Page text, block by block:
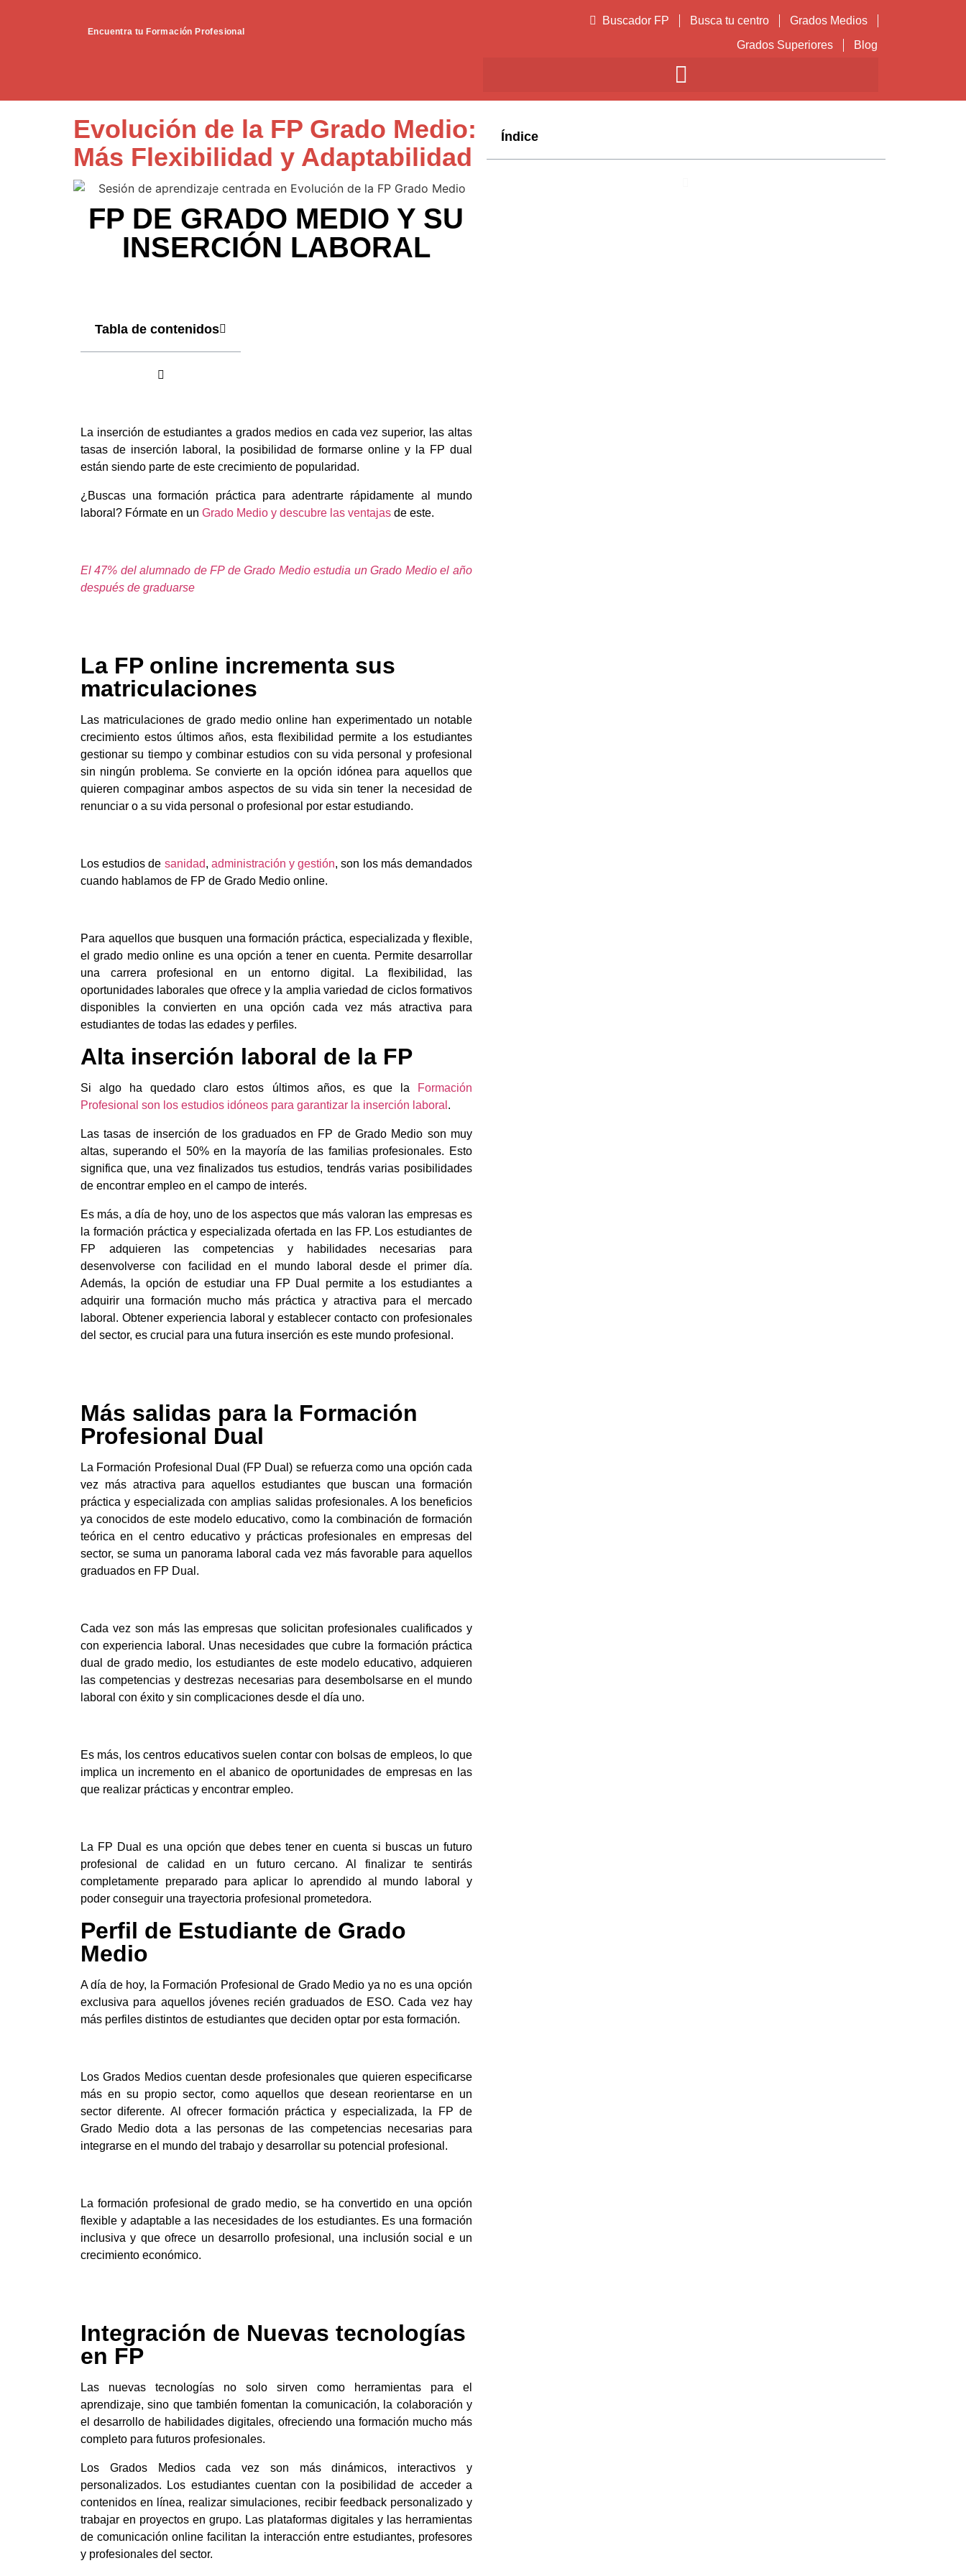
Encuentra tu Formación Profesional
Buscador FP Busca tu centro
Grados Medios
Grados Superiores
Blog
Evolución de la FP Grado Medio:
Más Flexibilidad y Adaptabilidad
FP DE GRADO MEDIO Y SU
INSERCIÓN LABORAL
Tabla de contenidos
La inserción de estudiantes a grados medios en cada vez superior, las altas
tasas de inserción laboral, la posibilidad de formarse online y la FP dual
están siendo parte de este crecimiento de popularidad.
¿Buscas una formación práctica para adentrarte rápidamente al mundo
laboral? Fórmate en un Grado Medio y descubre las ventajas de este.
El 47% del alumnado de FP de Grado Medio estudia un Grado Medio el año
después de graduarse
La FP online incrementa sus
matriculaciones
Las matriculaciones de grado medio online han experimentado un notable
crecimiento estos últimos años, esta flexibilidad permite a los estudiantes
gestionar su tiempo y combinar estudios con su vida personal y profesional
sin ningún problema. Se convierte en la opción idónea para aquellos que
quieren compaginar ambos aspectos de su vida sin tener la necesidad de
renunciar o a su vida personal o profesional por estar estudiando.
Los estudios de sanidad, administración y gestión, son los más demandados
cuando hablamos de FP de Grado Medio online.
Para aquellos que busquen una formación práctica, especializada y flexible,
el grado medio online es una opción a tener en cuenta. Permite desarrollar
una carrera profesional en un entorno digital. La flexibilidad, las
oportunidades laborales que ofrece y la amplia variedad de ciclos formativos
disponibles la convierten en una opción cada vez más atractiva para
estudiantes de todas las edades y perfiles.
Alta inserción laboral de la FP
Si algo ha quedado claro estos últimos años, es que la
Formación
Profesional son los estudios idóneos para garantizar la inserción laboral .
Las tasas de inserción de los graduados en FP de Grado Medio son muy
altas, superando el 50% en la mayoría de las familias profesionales. Esto
significa que, una vez finalizados tus estudios, tendrás varias posibilidades
de encontrar empleo en el campo de interés.
Es más, a día de hoy, uno de los aspectos que más valoran las empresas es
la formación práctica y especializada ofertada en las FP. Los estudiantes de
FP adquieren las competencias y habilidades necesarias para
desenvolverse con facilidad en el mundo laboral desde el primer día.
Además, la opción de estudiar una FP Dual permite a los estudiantes a
adquirir una formación mucho más práctica y atractiva para el mercado
laboral. Obtener experiencia laboral y establecer contacto con profesionales
del sector, es crucial para una futura inserción es este mundo profesional.
Más salidas para la Formación
Profesional Dual
La Formación Profesional Dual (FP Dual) se refuerza como una opción cada
vez más atractiva para aquellos estudiantes que buscan una formación
práctica y especializada con amplias salidas profesionales. A los beneficios
ya conocidos de este modelo educativo, como la combinación de formación
teórica en el centro educativo y prácticas profesionales en empresas del
sector, se suma un panorama laboral cada vez más favorable para aquellos
graduados en FP Dual.
Cada vez son más las empresas que solicitan profesionales cualificados y
con experiencia laboral. Unas necesidades que cubre la formación práctica
dual de grado medio, los estudiantes de este modelo educativo, adquieren
las competencias y destrezas necesarias para desembolsarse en el mundo
laboral con éxito y sin complicaciones desde el día uno.
Es más, los centros educativos suelen contar con bolsas de empleos, lo que
implica un incremento en el abanico de oportunidades de empresas en las
que realizar prácticas y encontrar empleo.
La FP Dual es una opción que debes tener en cuenta si buscas un futuro
profesional de calidad en un futuro cercano. Al finalizar te sentirás
completamente preparado para aplicar lo aprendido al mundo laboral y
poder conseguir una trayectoria profesional prometedora.
Perfil de Estudiante de Grado
Medio
A día de hoy, la Formación Profesional de Grado Medio ya no es una opción
exclusiva para aquellos jóvenes recién graduados de ESO. Cada vez hay
más perfiles distintos de estudiantes que deciden optar por esta formación.
Los Grados Medios cuentan desde profesionales que quieren especificarse
más en su propio sector, como aquellos que desean reorientarse en un
sector diferente. Al ofrecer formación práctica y especializada, la FP de
Grado Medio dota a las personas de las competencias necesarias para
integrarse en el mundo del trabajo y desarrollar su potencial profesional.
La formación profesional de grado medio, se ha convertido en una opción
flexible y adaptable a las necesidades de los estudiantes. Es una formación
inclusiva y que ofrece un desarrollo profesional, una inclusión social e un
crecimiento económico.
Integración de Nuevas tecnologías
en FP
Las nuevas tecnologías no solo sirven como herramientas para el
aprendizaje, sino que también fomentan la comunicación, la colaboración y
el desarrollo de habilidades digitales, ofreciendo una formación mucho más
completo para futuros profesionales.
Los Grados Medios cada vez son más dinámicos, interactivos y
personalizados. Los estudiantes cuentan con la posibilidad de acceder a
contenidos en línea, realizar simulaciones, recibir feedback personalizado y
trabajar en proyectos en grupo. Las plataformas digitales y las herramientas
de comunicación online facilitan la interacción entre estudiantes, profesores
y profesionales del sector.
Índice